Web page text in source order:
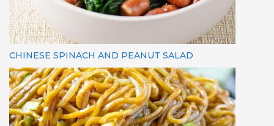
CHINESE SPINACH AND PEANUT SALAD